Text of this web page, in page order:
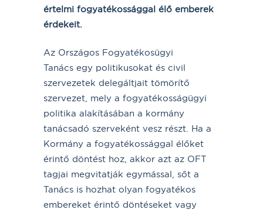
értelmi fogyatékossággal élő emberek
érdekeit.
Az Országos Fogyatékosügyi
Tanács egy politikusokat és civil
szervezetek delegáltjait tömörítő
szervezet, mely a fogyatékosságügyi
politika alakításában a kormány
tanácsadó szerveként vesz részt. Ha a
Kormány a fogyatékossággal élőket
érintő döntést hoz, akkor azt az OFT
tagjai megvitatják egymással, sőt a
Tanács is hozhat olyan fogyatékos
embereket érintő döntéseket vagy